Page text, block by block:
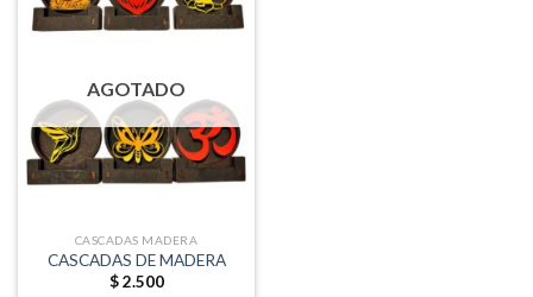
AGOTADO
CASCADAS MADERA
CASCADAS DE MADERA
$2.500